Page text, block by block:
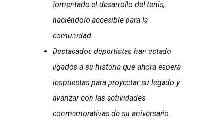
fomentado el desarrollo del tenis,
haciéndolo accesible para la
comunidad.
Destacados deportistas han estado
ligados a su historia que ahora espera
respuestas para proyectar su legado y
avanzar con las actividades
conmemorativas de su aniversario